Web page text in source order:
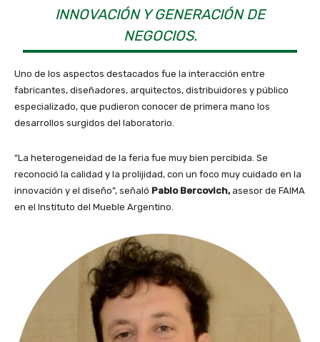
INNOVACIÓN Y GENERACIÓN DE
NEGOCIOS.
Uno de los aspectos destacados fue la interacción entre
fabricantes, diseñadores, arquitectos, distribuidores y público
especializado, que pudieron conocer de primera mano los
desarrollos surgidos del laboratorio.
“La heterogeneidad de la feria fue muy bien percibida. Se
reconoció la calidad y la prolijidad, con un foco muy cuidado en la
innovación y el diseño”, señaló Pablo Bercovich,asesor de FAIMA
en el Instituto del Mueble Argentino.